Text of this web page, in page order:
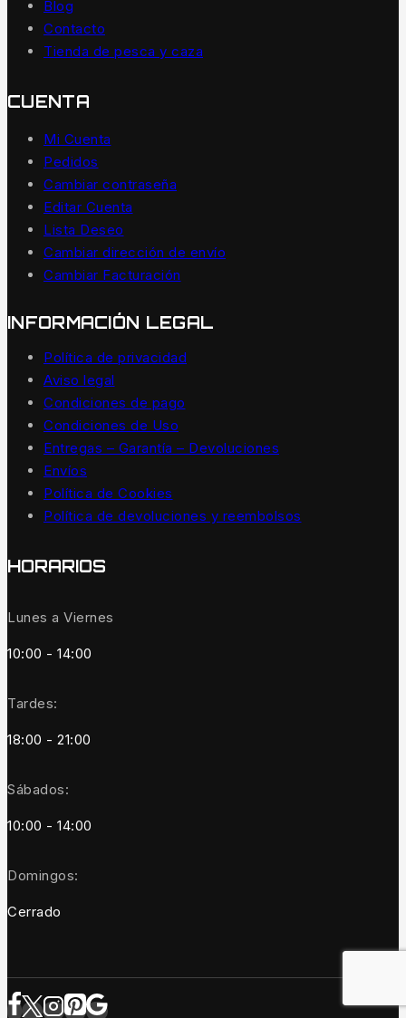
Blog
Contacto
Tienda de pesca y caza
CUENTA
Mi Cuenta
Pedidos
Cambiar contraseña
Editar Cuenta
Lista Deseo
Cambiar dirección de envío
Cambiar Facturación
INFORMACIÓN LEGAL
Política de privacidad
Aviso legal
Condiciones de pago
Condiciones de Uso
Entregas – Garantía – Devoluciones
Envíos
Política de Cookies
Política de devoluciones y reembolsos
HORARIOS
Lunes a Viernes
10:00 - 14:00
Tardes:
18:00 - 21:00
Sábados:
10:00 - 14:00
Domingos:
Cerrado